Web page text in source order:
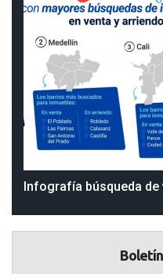
Infografía búsqueda